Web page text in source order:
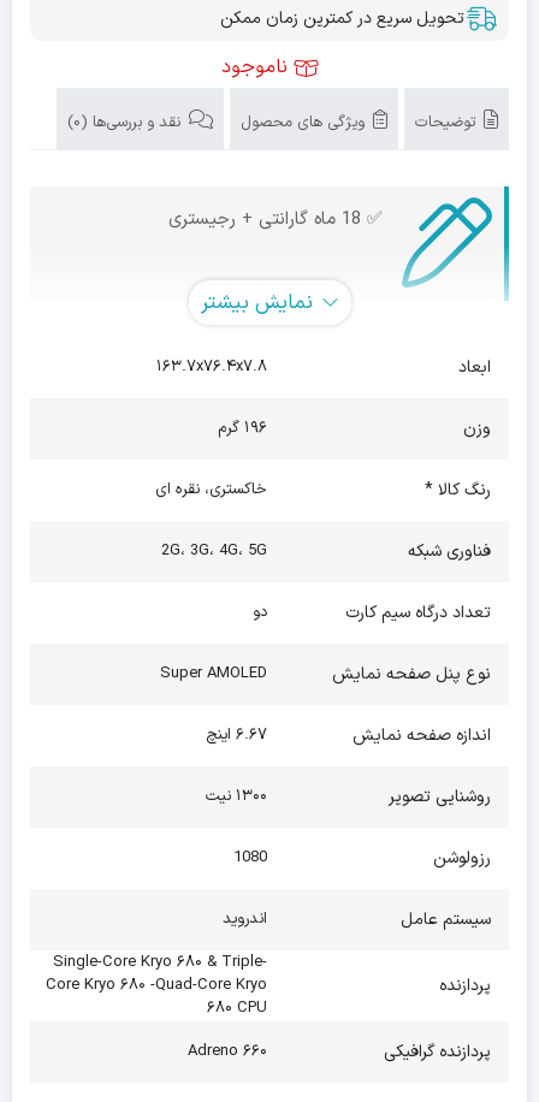
تحویل سریع در کمترین زمان ممکن
ناموجود
توضیحات ویژگی های محصول نقد و بررسی‌ها (0)
✅ 18 ماه گارانتی + رجیستری
کمپانی شیائومی می باشد.این گوشی دارای نمایشگری یکدست و زیبا
است و در آن از طراحی ناچ اینفینیتی O استفاده شده است. نمایشگر
جلب نظر کاربران شده است. لازم به ذکر است که نرخ بروزرسانی این
صفحه نمایش 120 هرتز می‌باشد. این نمایشگر دارای تراکم پیکسلی
مثبت این گوشی می‌توان به باتری عالی، طراحی زیبا، نمایشگر باکیفیت،
سخت‌افزارهای مناسب و… اشاره کرد.
وجود Corning Gorilla Glass 5، از نمایشگر در برابر آسیب هایی مانند
برابر با 163.7 * 76.4 * 7.8 میلی متر می‌باشد. این گوشی دو سیم کارت
بوده و از شبکه اینترنت 5G پشتیبانی میکند. وزن این گوشی برابر است با
196 گرم که بسیار مناسب است و استفاده از آن سبب خستگی دست
نمایش بیشتر
ابعاد ۱۶۳.۷x۷۶.۴x۷.۸
وزن ۱۹۶ گرم
رنگ کالا * خاکستری، نقره ای
فناوری شبکه 2G، 3G، 4G، 5G
تعداد درگاه سیم کارت دو
نوع پنل صفحه نمایش Super AMOLED
اندازه صفحه نمایش ۶.۶۷ اینچ
روشنایی تصویر ۱۳۰۰ نیت
رزولوشن 1080
سیستم عامل اندروید
پردازنده
Single-Core Kryo ۶۸۰ & Triple-
Core Kryo ۶۸۰ -Quad-Core Kryo
۶۸۰ CPU
پردازنده گرافیکی Adreno ۶۶۰